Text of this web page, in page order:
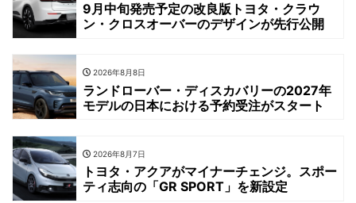
9月中旬発売予定の改良版トヨタ・クラウ
ン・クロスオーバーのデザインが先行公開
2026年8月8日
ランドローバー・ディスカバリーの2027年
モデルの日本における予約受注がスタート
2026年8月7日
トヨタ・アクアがマイナーチェンジ。スポー
ティ志向の「GR SPORT」を新設定